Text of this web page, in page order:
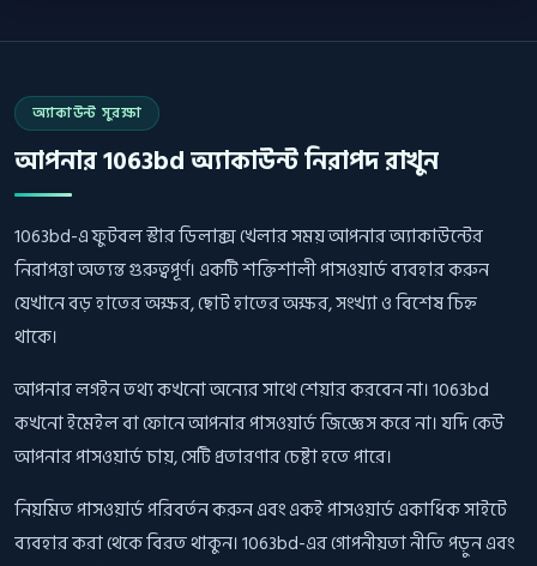
অ্যাকাউন্ট সুরক্ষা
আপনার 1063bd অ্যাকাউন্ট নিরাপদ রাখুন
1063bd-এ ফুটবল স্টার ডিলাক্স খেলার সময় আপনার অ্যাকাউন্টের
নিরাপত্তা অত্যন্ত গুরুত্বপূর্ণ। একটি শক্তিশালী পাসওয়ার্ড ব্যবহার করুন
যেখানে বড় হাতের অক্ষর, ছোট হাতের অক্ষর, সংখ্যা ও বিশেষ চিহ্ন
থাকে।
আপনার লগইন তথ্য কখনো অন্যের সাথে শেয়ার করবেন না। 1063bd
কখনো ইমেইল বা ফোনে আপনার পাসওয়ার্ড জিজ্ঞেস করে না। যদি কেউ
আপনার পাসওয়ার্ড চায়, সেটি প্রতারণার চেষ্টা হতে পারে।
নিয়মিত পাসওয়ার্ড পরিবর্তন করুন এবং একই পাসওয়ার্ড একাধিক সাইটে
ব্যবহার করা থেকে বিরত থাকুন। 1063bd-এর গোপনীয়তা নীতি পড়ুন এবং